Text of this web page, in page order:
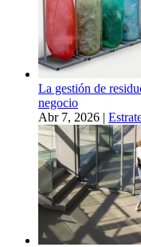
La gestión de
negocio
Abr 7, 2026 |